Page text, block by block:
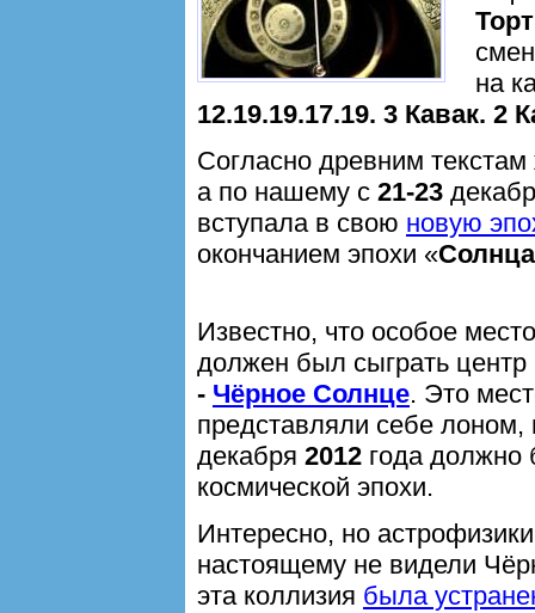
на
12.19.19.17.19. 3 Кавак. 2
Согласно древним
а по нашему с 21-23
вступала в свою новую
окончанием эпохи «
Известно, что особое
должен был сыграть
- Чёрное Солнце. Это
представляли себе лоном,
декабря 2012 года должно
космической эпохи.
Интересно, но
настоящему не видели
эта коллизия была